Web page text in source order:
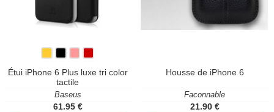
Étui iPhone 6 Plus luxe tri color
tactile
Baseus
61.95 €
Housse de iPhone 6
Faconnable
21.90 €